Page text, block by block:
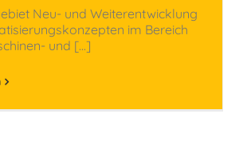
Neu- und Weiterentwicklung
im Bereich
und [...]